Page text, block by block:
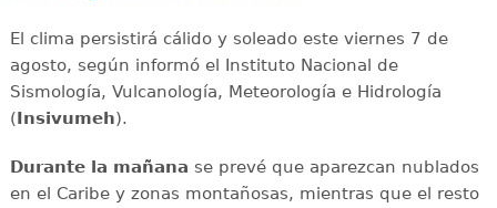
El clima persistirá cálido y soleado este viernes 7 de
agosto, según informó el Instituto Nacional de
Sismología, Vulcanología, Meteorología e Hidrología
(Insivumeh).
Durante la mañana se prevé que aparezcan nublados
en el Caribe y zonas montañosas, mientras que el resto